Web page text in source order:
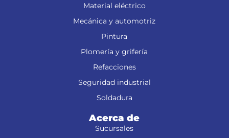
Material eléctrico
Mecánica y automotriz
Pintura
Plomería y grifería
Refacciones
Seguridad industrial
Soldadura
Acerca de
Sucursales